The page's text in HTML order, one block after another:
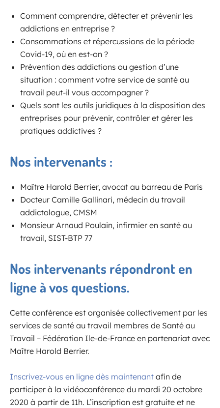
Comment comprendre, détecter et prévenir les
addictions en entreprise ?
Consommations et répercussions de la période
Covid-19, où en est-on ?
Prévention des addictions ou gestion d’une
situation : comment votre service de santé au
travail peut-il vous accompagner ?
Quels sont les outils juridiques à la disposition des
entreprises pour prévenir, contrôler et gérer les
pratiques addictives ?
Nos intervenants :
Maître Harold Berrier, avocat au barreau de Paris
Docteur Camille Gallinari, médecin du travail
addictologue, CMSM
Monsieur Arnaud Poulain, infirmier en santé au
travail, SIST-BTP 77
Nos intervenants répondront en
ligne à vos questions.
Cette conférence est organisée collectivement par les
services de santé au travail membres de Santé au
Travail – Fédération Ile-de-France en partenariat avec
Maître Harold Berrier.
Inscrivez-vous en ligne dès maintenant afin de
participer à la vidéoconférence du mardi 20 octobre
2020 à partir de 11h. L’inscription est gratuite et ne